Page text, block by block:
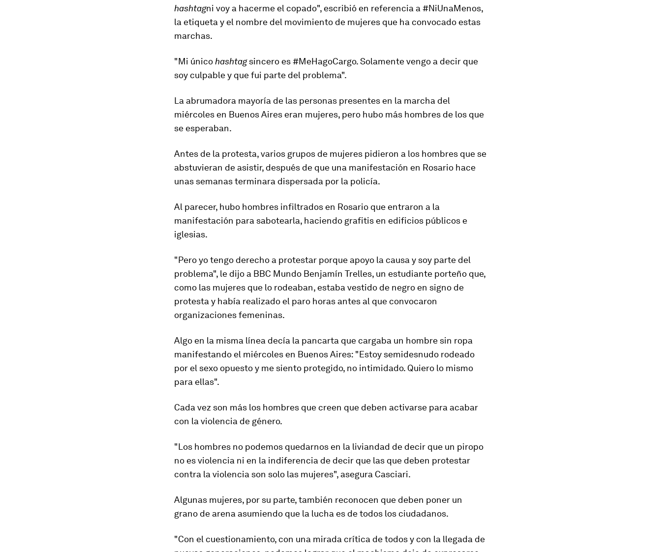
hashtagni voy a hacerme el copado", escribió en referencia a #NiUnaMenos,
la etiqueta y el nombre del movimiento de mujeres que ha convocado estas
marchas.
"Mi único hashtagsincero es #MeHagoCargo.Solamente vengo a decir que
soy culpabley que fui parte del problema".
La abrumadora mayoría de las personas presentes en la marcha del
miércoles en Buenos Aires eran mujeres, pero hubo más hombres de los que
se esperaban.
Antes de la protesta, varios grupos de mujeres pidieron a los hombres que se
abstuvieran de asistir, después de que una manifestación en Rosario hace
unas semanas terminara dispersada por la policía.
Al parecer, hubo hombres infiltrados en Rosario que entraron a la
manifestación para sabotearla, haciendo grafitis en edificios públicos e
iglesias.
"Pero yo tengo derecho a protestar porque apoyo la causa y soy parte del
problema", le dijo a BBC Mundo Benjamín Trelles, un estudiante porteño que,
como las mujeres que lo rodeaban, estaba vestido de negro en signo de
protesta y había realizado el paro horas antes al que convocaron
organizaciones femeninas.
Algo en la misma línea decía la pancarta que cargaba un hombre sin ropa
manifestando el miércoles en Buenos Aires: "Estoy semidesnudo rodeado
por el sexo opuesto y me siento protegido, no intimidado. Quiero lo mismo
para ellas".
Cada vez son más los hombres que creen que deben activarse para acabar
con la violencia de género.
"Los hombres no podemos quedarnos en la liviandad de decir que un piropo
no es violencia ni en la indiferencia de decir que las que deben protestar
contra la violencia son solo las mujeres", asegura Casciari.
Algunas mujeres, por su parte, también reconocen que deben poner un
grano de arena asumiendo que la lucha es de todos los ciudadanos.
"Con el cuestionamiento, con una mirada crítica de todos y con la llegada de